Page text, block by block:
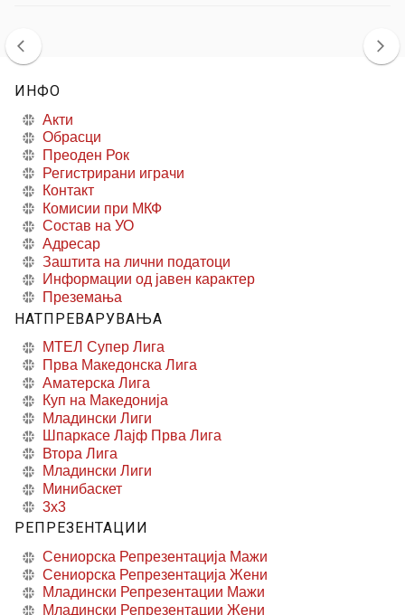
ИНФО
Акти
Обрасци
Преоден Рок
Регистрирани играчи
Контакт
Комисии при МКФ
Состав на УО
Адресар
Заштита на лични податоци
Информации од јавен карактер
Преземања
НАТПРЕВАРУВАЊА
МТЕЛ Супер Лига
Прва Македонска Лига
Аматерска Лига
Куп на Македонија
Младински Лиги
Шпаркасе Лајф Прва Лига
Втора Лига
Младински Лиги
Минибаскет
3x3
РЕПРЕЗЕНТАЦИИ
Сениорска Репрезентација Мажи
Сениорска Репрезентација Жени
Младински Репрезентации Мажи
Младински Репрезентации Жени